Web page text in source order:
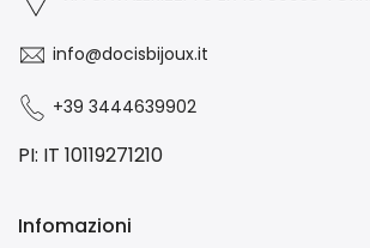
info@docisbijoux.it
+39 3444639902
PI: IT 10119271210
Infomazioni